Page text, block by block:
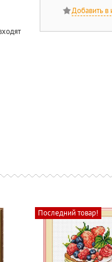
Последний товар!